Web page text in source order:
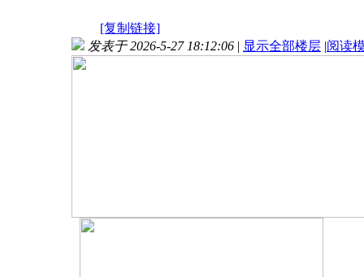
[复制链接]
发表于 2026-5-27 18:12:06 | 显示全部楼层 |阅读